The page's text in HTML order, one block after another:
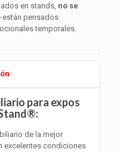
en stands, no se
están pensados
temporales.
para expos
de la mejor
excelentes condiciones